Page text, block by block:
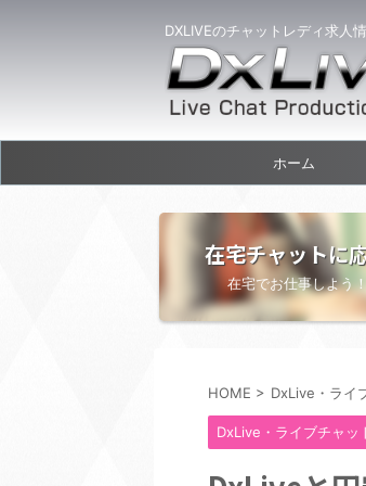
DXLIVEのチャットレディ求人
ホーム
在宅チャットに
在宅でお仕事しよう！
HOME > DxLive・ライ
DxLive・ライブチャッ